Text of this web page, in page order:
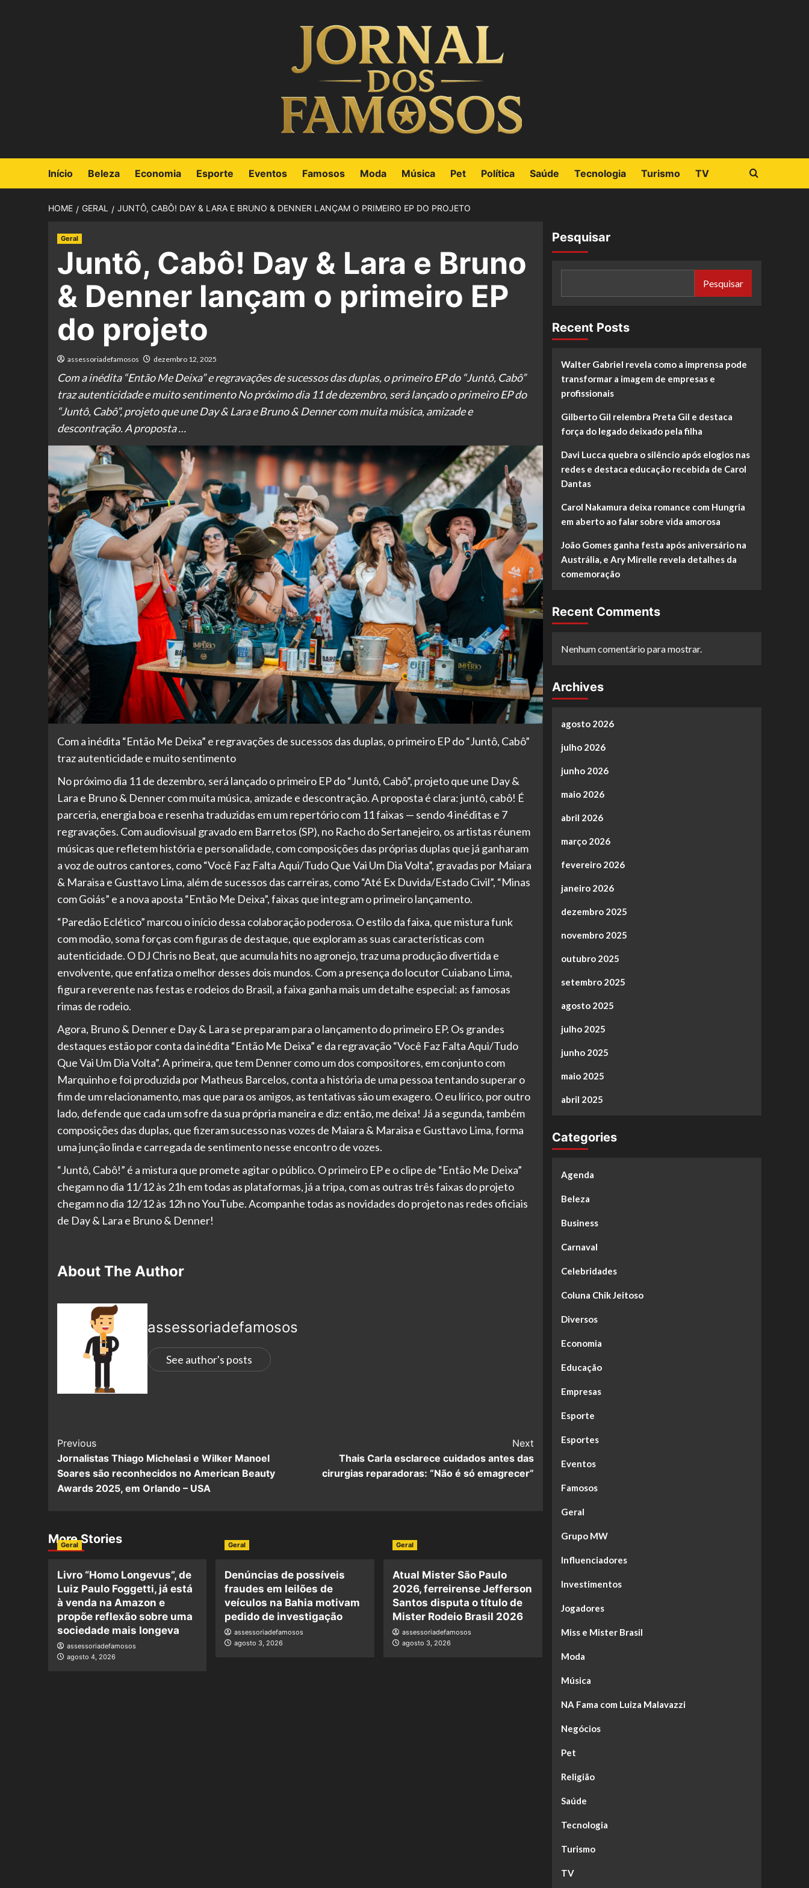
Início Beleza Economia Esporte Eventos Famosos Moda Música Pet Política Saúde Tecnologia Turismo TV
HOME GERAL JUNTÔ, CABÔ! DAY & LARA E BRUNO & DENNER LANÇAM O PRIMEIRO EP DO PROJETO
Geral
Juntô, Cabô! Day & Lara e Bruno
& Denner lançam o primeiro EP
do projeto
assessoriadefamosos dezembro 12, 2025
Com a inédita “Então Me Deixa” e regravações de sucessos das duplas, o primeiro EP do “Juntô, Cabô”
traz autenticidade e muito sentimento No próximo dia 11 de dezembro, será lançado o primeiro EP do
“Juntô, Cabô”, projeto que une Day & Lara e Bruno & Denner com muita música, amizade e
descontração. A proposta …
Com a inédita “Então Me Deixa” e regravações de sucessos das duplas, o primeiro EP do “Juntô, Cabô”
traz autenticidade e muito sentimento
No próximo dia 11 de dezembro, será lançado o primeiro EP do “Juntô, Cabô”, projeto que une Day &
Lara e Bruno & Denner com muita música, amizade e descontração. A proposta é clara: juntô, cabô! É
parceria, energia boa e resenha traduzidas em um repertório com 11 faixas — sendo 4 inéditas e 7
regravações. Com audiovisual gravado em Barretos (SP), no Racho do Sertanejeiro, os artistas réunem
músicas que refletem história e personalidade, com composições das próprias duplas que já ganharam
a voz de outros cantores, como “Você Faz Falta Aqui/Tudo Que Vai Um Dia Volta”, gravadas por Maiara
& Maraisa e Gusttavo Lima, além de sucessos das carreiras, como “Até Ex Duvida/Estado Civil”, “Minas
com Goiás” e a nova aposta “Então Me Deixa”, faixas que integram o primeiro lançamento.
“Paredão Eclético” marcou o início dessa colaboração poderosa. O estilo da faixa, que mistura funk
com modão, soma forças com figuras de destaque, que exploram as suas características com
autenticidade. O DJ Chris no Beat, que acumula hits no agronejo, traz uma produção divertida e
envolvente, que enfatiza o melhor desses dois mundos. Com a presença do locutor Cuiabano Lima,
figura reverente nas festas e rodeios do Brasil, a faixa ganha mais um detalhe especial: as famosas
rimas de rodeio.
Agora, Bruno & Denner e Day & Lara se preparam para o lançamento do primeiro EP. Os grandes
destaques estão por conta da inédita “Então Me Deixa” e da regravação “Você Faz Falta Aqui/Tudo
Que Vai Um Dia Volta”. A primeira, que tem Denner como um dos compositores, em conjunto com
Marquinho e foi produzida por Matheus Barcelos, conta a história de uma pessoa tentando superar o
fim de um relacionamento, mas que para os amigos, as tentativas são um exagero. O eu lírico, por outro
lado, defende que cada um sofre da sua própria maneira e diz: então, me deixa! Já a segunda, também
composições das duplas, que fizeram sucesso nas vozes de Maiara & Maraisa e Gusttavo Lima, forma
uma junção linda e carregada de sentimento nesse encontro de vozes.
“Juntô, Cabô!” é a mistura que promete agitar o público. O primeiro EP e o clipe de “Então Me Deixa”
chegam no dia 11/12 às 21h em todas as plataformas, já a tripa, com as outras três faixas do projeto
chegam no dia 12/12 às 12h no YouTube. Acompanhe todas as novidades do projeto nas redes oficiais
de Day & Lara e Bruno & Denner!
About The Author
assessoriadefamosos
See author's posts
Previous
Jornalistas Thiago Michelasi e Wilker Manoel
Soares são reconhecidos no American Beauty
Awards 2025, em Orlando – USA
Next
Thais Carla esclarece cuidados antes das
cirurgias reparadoras: “Não é só emagrecer”
More Stories
Geral
Livro “Homo Longevus”, de
Luiz Paulo Foggetti, já está
à venda na Amazon e
propõe reflexão sobre uma
sociedade mais longeva
assessoriadefamosos
agosto 4, 2026
Geral
Denúncias de possíveis
fraudes em leilões de
veículos na Bahia motivam
pedido de investigação
assessoriadefamosos
agosto 3, 2026
Geral
Atual Mister São Paulo
2026, ferreirense Jefferson
Santos disputa o título de
Mister Rodeio Brasil 2026
assessoriadefamosos
agosto 3, 2026
Pesquisar
Pesquisar
Recent Posts
Walter Gabriel revela como a imprensa pode
transformar a imagem de empresas e
profissionais
Gilberto Gil relembra Preta Gil e destaca
força do legado deixado pela filha
Davi Lucca quebra o silêncio após elogios nas
redes e destaca educação recebida de Carol
Dantas
Carol Nakamura deixa romance com Hungria
em aberto ao falar sobre vida amorosa
João Gomes ganha festa após aniversário na
Austrália, e Ary Mirelle revela detalhes da
comemoração
Recent Comments
Nenhum comentário para mostrar.
Archives
agosto 2026
julho 2026
junho 2026
maio 2026
abril 2026
março 2026
fevereiro 2026
janeiro 2026
dezembro 2025
novembro 2025
outubro 2025
setembro 2025
agosto 2025
julho 2025
junho 2025
maio 2025
abril 2025
Categories
Agenda
Beleza
Business
Carnaval
Celebridades
Coluna Chik Jeitoso
Diversos
Economia
Educação
Empresas
Esporte
Esportes
Eventos
Famosos
Geral
Grupo MW
Influenciadores
Investimentos
Jogadores
Miss e Mister Brasil
Moda
Música
NA Fama com Luiza Malavazzi
Negócios
Pet
Religião
Saúde
Tecnologia
Turismo
TV